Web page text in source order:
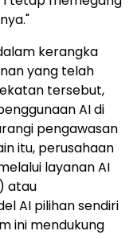
kerangka
yang telah
tersebut,
AI di
pengawasan
itu, perusahaan
layanan AI
atau
AI pilihan sendiri
ini mendukung